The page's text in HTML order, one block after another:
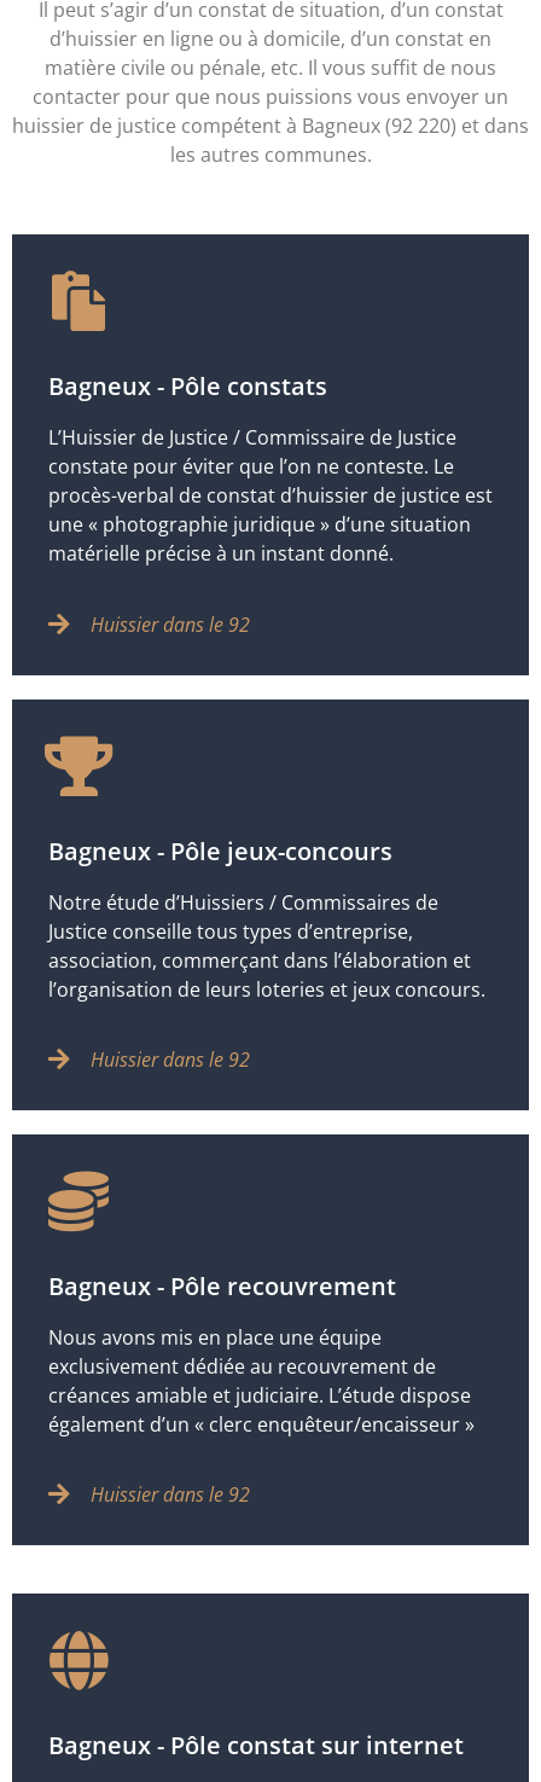
Il peut s’agir d’un constat de situation, d’un constat
d’huissier en ligne ou à domicile, d’un constat en
matière civile ou pénale, etc. Il vous suffit de nous
contacter pour que nous puissions vous envoyer un
huissier de justice compétent à Bagneux (92 220) et dans
les autres communes.
Bagneux - Pôle constats
L’Huissier de Justice / Commissaire de Justice
constate pour éviter que l’on ne conteste. Le
procès-verbal de constat d’huissier de justice est
une « photographie juridique » d’une situation
matérielle précise à un instant donné.
Huissier dans le 92
Bagneux - Pôle jeux-concours
Notre étude d’Huissiers / Commissaires de
Justice conseille tous types d’entreprise,
association, commerçant dans l’élaboration et
l’organisation de leurs loteries et jeux concours.
Huissier dans le 92
Bagneux - Pôle recouvrement
Nous avons mis en place une équipe
exclusivement dédiée au recouvrement de
créances amiable et judiciaire. L’étude dispose
également d’un « clerc enquêteur/encaisseur »
Huissier dans le 92
Bagneux - Pôle constat sur internet